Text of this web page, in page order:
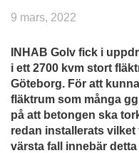
9 mars, 2022
INHAB Golv fick i
i ett 2700 kvm stort
Göteborg. För att
fläktrum som många
på att betongen ska
redan installerats
värsta fall innebär